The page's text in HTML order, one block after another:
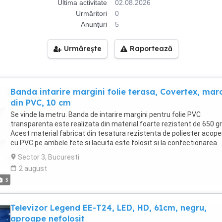
Ultima activitate
02.08.2026
Urmăritori
0
Anunțuri
5
Urmărește Raportează
3
Banda intarire margini folie terasa, Covertex,
din PVC, 10 cm
Se vinde la metru. Banda de intarire margini pentru folie PVC
transparenta este realizata din material foarte rezistent de 650 gr
Acest material fabricat din tesatura rezistenta de poliester
cu PVC pe ambele fete si lacuita este folosit si la confectionarea
prelatelor de camion. Materialul ofera astfel protectie
UV si intemperii: 100% impermeabila, rezistenta la frig (-30 C) si la
(70 C). Datorita faptului ca folia transparenta nu are tesatura la
intaritura ii confera foliei stabilitate dimensionala, rezistenta
zona capselor si o estetica superioara. Aceasta banda de intarire
Sector 3, Bucuresti
2 august
Televizor Legend EE-T24, LED, HD, 61cm, negru,
aproape nefolosit